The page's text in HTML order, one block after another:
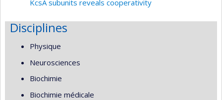
KcsA subunits reveals cooperativity
Disciplines
Physique
Neurosciences
Biochimie
Biochimie médicale